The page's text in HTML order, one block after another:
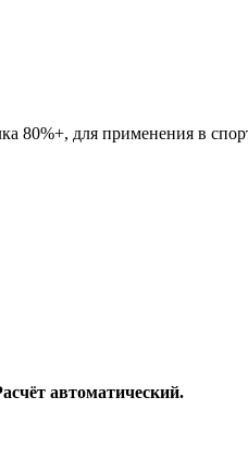
80%+, для применения в
автоматический.